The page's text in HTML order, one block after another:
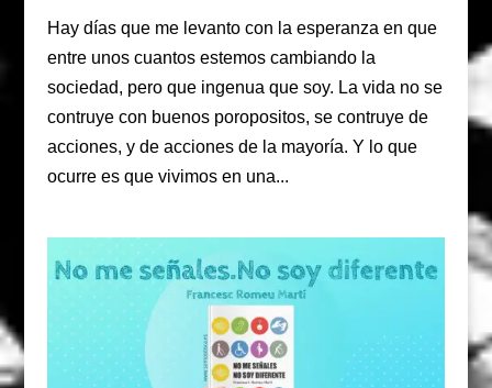
Hay días que me levanto con la esperanza en que
entre unos cuantos estemos cambiando la
sociedad, pero que ingenua que soy. La vida no se
contruye con buenos poropositos, se contruye de
acciones, y de acciones de la mayoría. Y lo que
ocurre es que vivimos en una...